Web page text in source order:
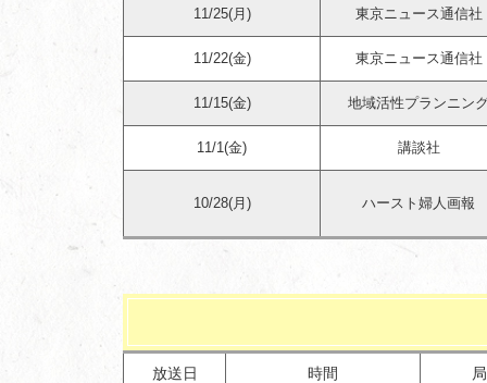
11/25(月) 東京ニュース通信社
11/22(金) 東京ニュース通信社
11/15(金) 地域活性プランニン
11/1(金) 講談社
10/28(月) ハースト婦人画報
放送日 時間 局